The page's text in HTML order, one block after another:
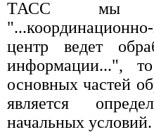
ТАСС мы
центр ведет
информации...",
основных частей
является
начальных условий.